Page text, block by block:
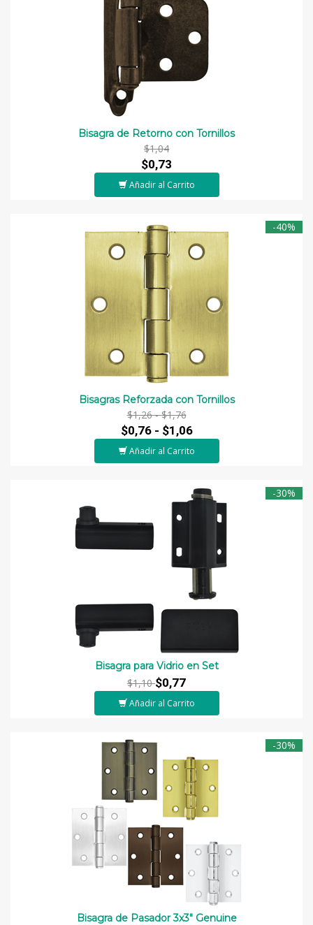
Bisagra de Retorno con Tornillos
$1,04
$0,73
Añadir al Carrito
-40%
Bisagras Reforzada con Tornillos
$1,26 -$1,76
$0,76 - $1,06
Añadir al Carrito
-30%
Bisagra para Vidrio en Set
$1,10$0,77
Añadir al Carrito
-30%
Bisagra de Pasador 3x3" Genuine